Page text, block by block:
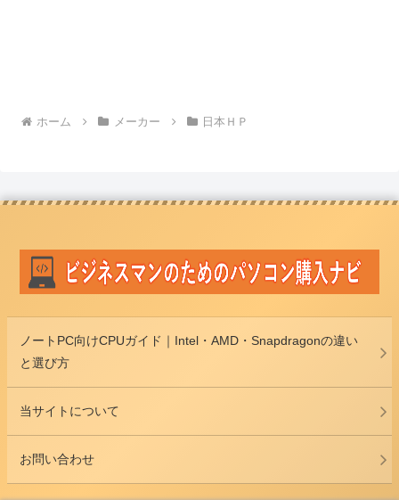
ホーム メーカー 日本ＨＰ
ノートPC向けCPUガイド｜Intel・AMD・Snapdragonの違い
と選び方
当サイトについて
お問い合わせ